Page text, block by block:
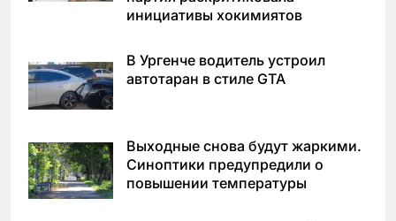
инициативы хокимиятов
В Ургенче водитель устроил
автотаран в стиле GTA
Выходные снова будут жаркими.
Синоптики предупредили о
повышении температуры